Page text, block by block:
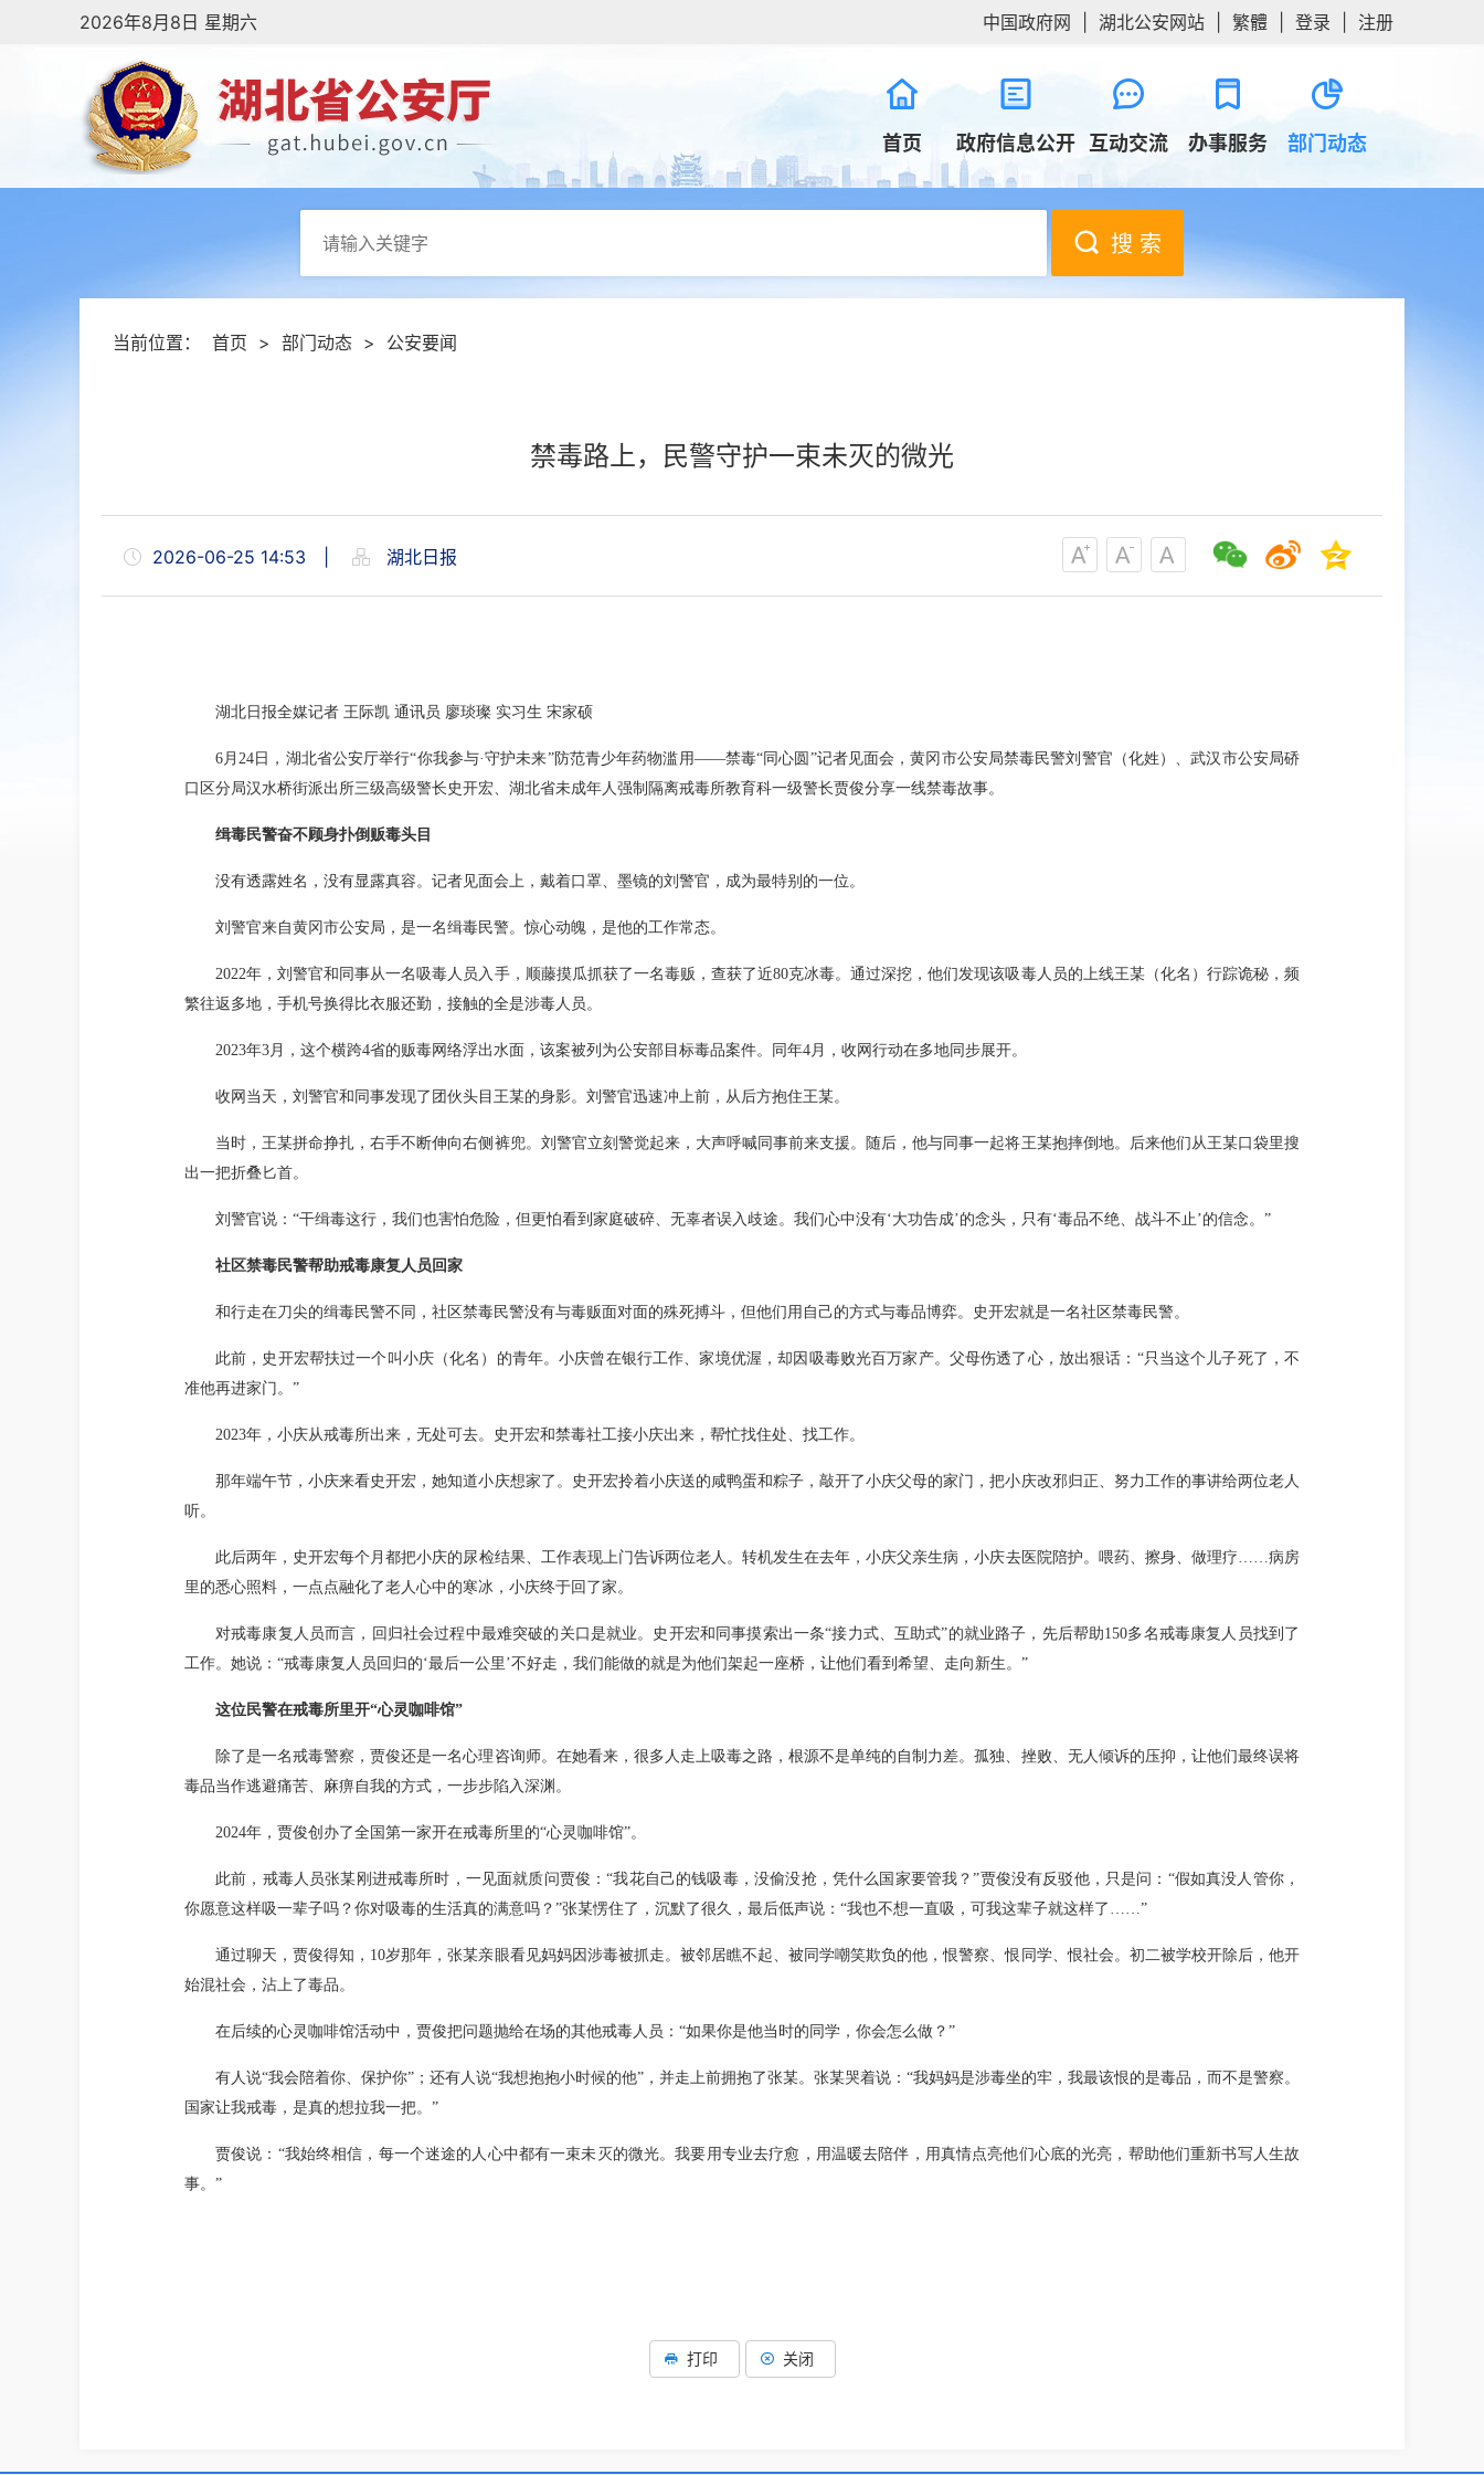
2026年8月8日 星期六 中国政府网 湖北公安网站 繁體 登录 注册
首页 政府信息公开 互动交流 办事服务 部门动态
搜 索
当前位置： 首页 > 部门动态 > 公安要闻
禁毒路上，民警守护一束未灭的微光
2026-06-25 14:53 湖北日报
湖北日报全媒记者 王际凯 通讯员 廖琰璨 实习生 宋家硕
6月24日，湖北省公安厅举行“你我参与·守护未来”防范青少年药物滥用——禁毒“同心圆”记者见面会，黄冈市公安局禁毒民警刘警官（化姓）、武汉市公安局硚
口区分局汉水桥街派出所三级高级警长史开宏、湖北省未成年人强制隔离戒毒所教育科一级警长贾俊分享一线禁毒故事。
缉毒民警奋不顾身扑倒贩毒头目
没有透露姓名，没有显露真容。记者见面会上，戴着口罩、墨镜的刘警官，成为最特别的一位。
刘警官来自黄冈市公安局，是一名缉毒民警。惊心动魄，是他的工作常态。
2022年，刘警官和同事从一名吸毒人员入手，顺藤摸瓜抓获了一名毒贩，查获了近80克冰毒。通过深挖，他们发现该吸毒人员的上线王某（化名）行踪诡秘，频
繁往返多地，手机号换得比衣服还勤，接触的全是涉毒人员。
2023年3月，这个横跨4省的贩毒网络浮出水面，该案被列为公安部目标毒品案件。同年4月，收网行动在多地同步展开。
收网当天，刘警官和同事发现了团伙头目王某的身影。刘警官迅速冲上前，从后方抱住王某。
当时，王某拼命挣扎，右手不断伸向右侧裤兜。刘警官立刻警觉起来，大声呼喊同事前来支援。随后，他与同事一起将王某抱摔倒地。后来他们从王某口袋里搜
出一把折叠匕首。
刘警官说：“干缉毒这行，我们也害怕危险，但更怕看到家庭破碎、无辜者误入歧途。我们心中没有‘大功告成’的念头，只有‘毒品不绝、战斗不止’的信念。”
社区禁毒民警帮助戒毒康复人员回家
和行走在刀尖的缉毒民警不同，社区禁毒民警没有与毒贩面对面的殊死搏斗，但他们用自己的方式与毒品博弈。史开宏就是一名社区禁毒民警。
此前，史开宏帮扶过一个叫小庆（化名）的青年。小庆曾在银行工作、家境优渥，却因吸毒败光百万家产。父母伤透了心，放出狠话：“只当这个儿子死了，不
准他再进家门。”
2023年，小庆从戒毒所出来，无处可去。史开宏和禁毒社工接小庆出来，帮忙找住处、找工作。
那年端午节，小庆来看史开宏，她知道小庆想家了。史开宏拎着小庆送的咸鸭蛋和粽子，敲开了小庆父母的家门，把小庆改邪归正、努力工作的事讲给两位老人
听。
此后两年，史开宏每个月都把小庆的尿检结果、工作表现上门告诉两位老人。转机发生在去年，小庆父亲生病，小庆去医院陪护。喂药、擦身、做理疗……病房
里的悉心照料，一点点融化了老人心中的寒冰，小庆终于回了家。
对戒毒康复人员而言，回归社会过程中最难突破的关口是就业。史开宏和同事摸索出一条“接力式、互助式”的就业路子，先后帮助150多名戒毒康复人员找到了
工作。她说：“戒毒康复人员回归的‘最后一公里’不好走，我们能做的就是为他们架起一座桥，让他们看到希望、走向新生。”
这位民警在戒毒所里开“心灵咖啡馆”
除了是一名戒毒警察，贾俊还是一名心理咨询师。在她看来，很多人走上吸毒之路，根源不是单纯的自制力差。孤独、挫败、无人倾诉的压抑，让他们最终误将
毒品当作逃避痛苦、麻痹自我的方式，一步步陷入深渊。
2024年，贾俊创办了全国第一家开在戒毒所里的“心灵咖啡馆”。
此前，戒毒人员张某刚进戒毒所时，一见面就质问贾俊：“我花自己的钱吸毒，没偷没抢，凭什么国家要管我？”贾俊没有反驳他，只是问：“假如真没人管你，
你愿意这样吸一辈子吗？你对吸毒的生活真的满意吗？”张某愣住了，沉默了很久，最后低声说：“我也不想一直吸，可我这辈子就这样了……”
通过聊天，贾俊得知，10岁那年，张某亲眼看见妈妈因涉毒被抓走。被邻居瞧不起、被同学嘲笑欺负的他，恨警察、恨同学、恨社会。初二被学校开除后，他开
始混社会，沾上了毒品。
在后续的心灵咖啡馆活动中，贾俊把问题抛给在场的其他戒毒人员：“如果你是他当时的同学，你会怎么做？”
有人说“我会陪着你、保护你”；还有人说“我想抱抱小时候的他”，并走上前拥抱了张某。张某哭着说：“我妈妈是涉毒坐的牢，我最该恨的是毒品，而不是警察。
国家让我戒毒，是真的想拉我一把。”
贾俊说：“我始终相信，每一个迷途的人心中都有一束未灭的微光。我要用专业去疗愈，用温暖去陪伴，用真情点亮他们心底的光亮，帮助他们重新书写人生故
事。”
打印 关闭